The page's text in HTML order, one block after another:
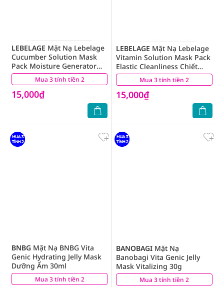
Mua 3 tính tiền 2
LEBELAGE Mặt Nạ Lebelage
Cucumber Solution Mask
Pack Moisture Generator
Chiết Xuất Từ Dưa Leo 25g
15,000₫
(2) Mua 3 tính tiền 2
LEBELAGE Mặt Nạ Lebelage
Vitamin Solution Mask Pack
Elastic Cleanliness Chiết
Xuất Từ Chanh 25g
15,000₫
(8)
Mua 3 tính tiền 2
BNBG Mặt Nạ BNBG Vita
Genic Hydrating Jelly Mask
Dưỡng Ẩm 30ml
(13) Mua 3 tính tiền 2
BANOBAGI Mặt Nạ
Banobagi Vita Genic Jelly
Mask Vitalizing 30g
(6)